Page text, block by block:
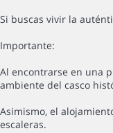
Si buscas vivir la
Importante:
Al encontrarse en una
ambiente del casco
Asimismo, el
escaleras.